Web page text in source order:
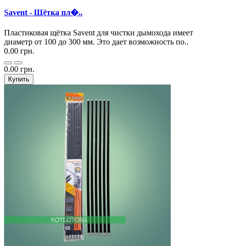
Savent - Щётка пл�..
Пластиковая щётка Savent для чистки дымохода имеет
диаметр от 100 до 300 мм. Это дает возможность по..
0.00 грн.
0.00 грн.
Купить